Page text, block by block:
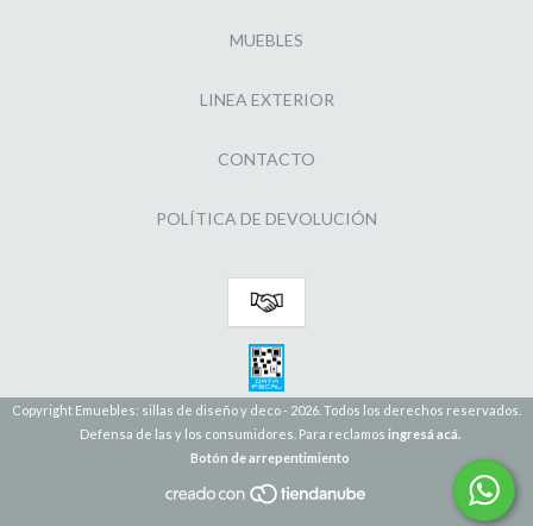
MUEBLES
LINEA EXTERIOR
CONTACTO
POLÍTICA DE DEVOLUCIÓN
Copyright Emuebles: sillas de diseño y deco - 2026. Todos los derechos reservados.
Defensa de las y los consumidores. Para reclamos ingresá acá.
Botón de arrepentimiento